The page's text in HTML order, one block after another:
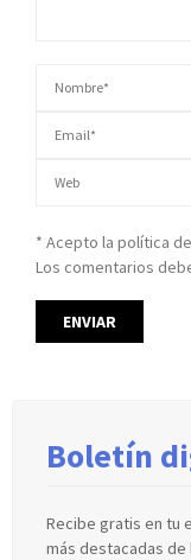
* Acepto la política
Los comentarios
Boletín
Recibe gratis en tu
más destacadas de